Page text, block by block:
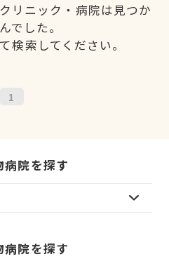
リニック・病院は見つか
でした。
検索してください。
1
病院を探す
病院を探す